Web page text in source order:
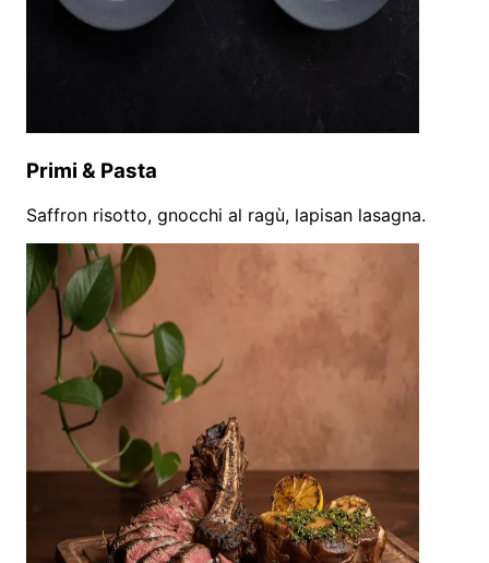
Primi & Pasta
Saffron risotto, gnocchi al ragù, lapisan lasagna.